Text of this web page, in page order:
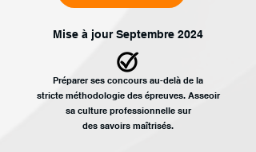
Mise à jour Septembre 2024
Préparer ses concours au-delà de la
stricte méthodologie des épreuves. Asseoir
sa culture professionnelle sur
des savoirs maîtrisés.